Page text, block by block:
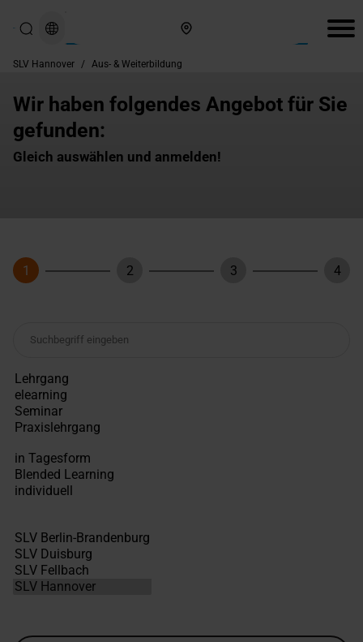
SLV Hannover / Aus- & Weiterbildung
Wir haben folgendes Angebot für Sie
gefunden:
Gleich auswählen und anmelden!
Schritt
1
Schritt
2
Schritt
3 4